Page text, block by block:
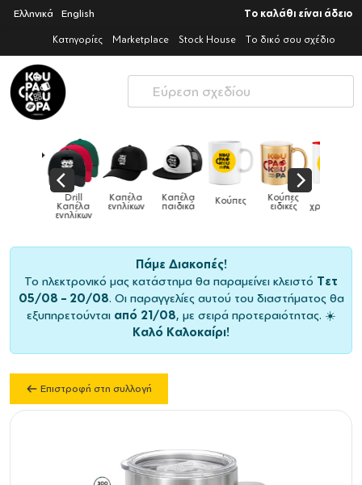
Ελληνικά English Το καλάθι είναι άδειο
Κατηγορίες Marketplace Stock House Το δικό σου σχέδιο
Drill
Καπέλα
ενηλίκων
Καπέλα
ενηλίκων
Καπέλα
παιδικά Κούπες Κούπες
ειδικές χρωματιστές
Πάμε Διακοπές!
Το ηλεκτρονικό μας κατάστημα θα παραμείνει κλειστό Τετ
05/08 – 20/08. Οι παραγγελίες αυτού του διαστήματος θα
εξυπηρετούνται από 21/08, με σειρά προτεραιότητας. ☀️
Καλό Καλοκαίρι!
Επιστροφή στη συλλογή